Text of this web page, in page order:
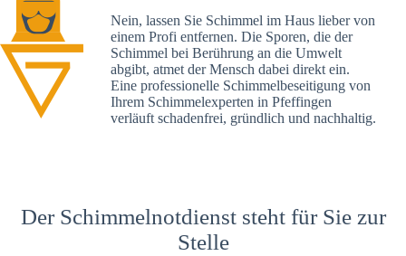
Nein, lassen Sie Schimmel im Haus lieber von
einem Profi entfernen. Die Sporen, die der
Schimmel bei Berührung an die Umwelt
abgibt, atmet der Mensch dabei direkt ein.
Eine professionelle Schimmelbeseitigung von
Ihrem Schimmelexperten in Pfeffingen
verläuft schadenfrei, gründlich und nachhaltig.
Der Schimmelnotdienst steht für Sie zur
Stelle